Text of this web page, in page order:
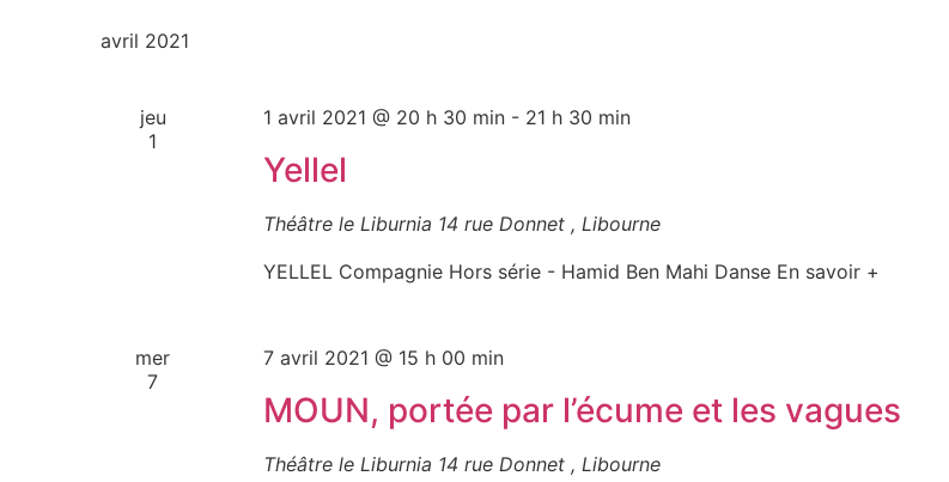
vues
avril 2021
jeu
1
1 avril 2021 @ 20 h 30 min- 21 h 30 min
Yellel
Théâtre le Liburnia 14 rue Donnet , Libourne
YELLEL Compagnie Hors série - Hamid Ben Mahi Danse En savoir +
mer
7
7 avril 2021 @ 15 h 00 min
MOUN, portée par l’écume et les vagues
Théâtre le Liburnia 14 rue Donnet , Libourne